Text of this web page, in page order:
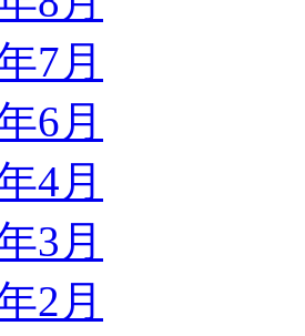
7月
6月
4月
3月
2月